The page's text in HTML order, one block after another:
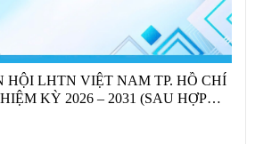
HỘI LHTN VIỆT NAM TP. HỒ CHÍ
KỲ 2026 – 2031 (SAU HỢP